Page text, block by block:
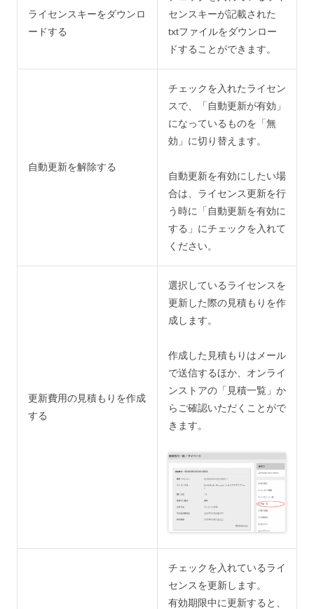
ライセンスキーをダウンロ
ードする
センスキーが記載された
txtファイルをダウンロー
ドすることができます。
自動更新を解除する
チェックを入れたライセン
スで、「自動更新が有効」
になっているものを「無
効」に切り替えます。
自動更新を有効にしたい場
合は、ライセンス更新を行
う時に「自動更新を有効に
する」にチェックを入れて
ください。
更新費用の見積もりを作成
する
選択しているライセンスを
更新した際の見積もりを作
成します。
作成した見積もりはメール
で送信するほか、オンライ
ンストアの「見積一覧」か
らご確認いただくことがで
きます。
チェックを入れているライ
センスを更新します。
有効期限中に更新すると、